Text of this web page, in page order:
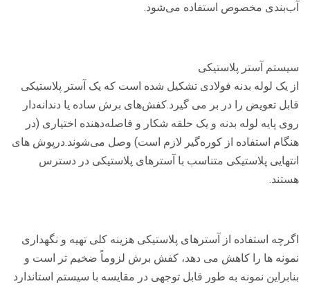
آب‌بندی مخصوص استفاده می‌شود.
سیستم آستر پلاستیکی
از یک لوله بدنه فولادی تشکیل شده است که یک آستر پلاستیکی
قابل تعویض را در بر می گیرد.کفش‌های برش ساده یا دندانه‌دار
روی پایه لوله بدنه و یک حلقه شکار و فاصله‌دهنده اختیاری (در
هنگام استفاده از کوره‌گیر لازم است) وصل می‌شوند.درپوش های
انتهایی پلاستیکی متناسب با آسترهای پلاستیکی در دسترس
هستند.
اگرچه استفاده از آسترهای پلاستیکی هزینه کلی تهیه و نگهداری
نمونه ها را کاهش می دهد، کفش برش لزوماً ضخیم تر است و
بنابراین نمونه به طور قابل توجهی در مقایسه با سیستم استاندارد